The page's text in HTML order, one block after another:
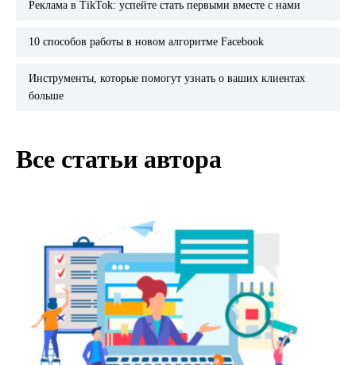
Реклама в TikTok: успейте стать первыми вместе с нами
10 способов работы в новом алгоритме Facebook
Инструменты, которые помогут узнать о ваших клиентах
больше
Все статьи автора